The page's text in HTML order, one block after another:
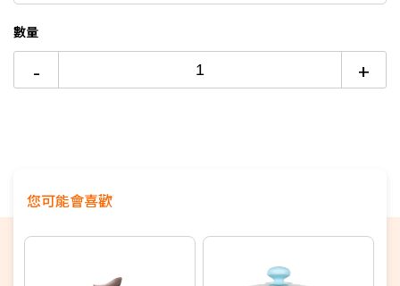
數量
- +
您可能會喜歡